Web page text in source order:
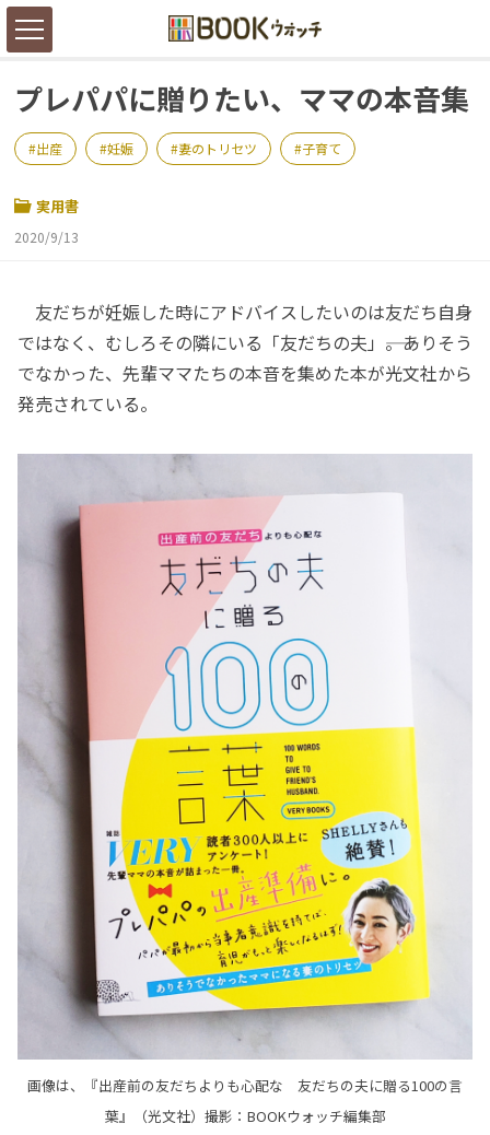
プレパパに贈りたい、ママの本音集
出産 妊娠 妻のトリセツ 子育て
実用書
2020/9/13
友だちが妊娠した時にアドバイスしたいのは友だち自身
ではなく、むしろその隣にいる「友だちの夫」――。ありそう
でなかった、先輩ママたちの本音を集めた本が光文社から
発売されている。
画像は、『出産前の友だちよりも心配な 友だちの夫に贈る100の言
葉』（光文社）撮影：BOOKウォッチ編集部